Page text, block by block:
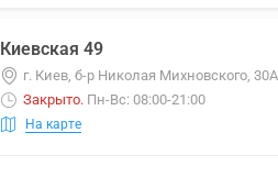
Киевская 49
г. Киев, б-р Николая Михновского, 30А
Закрыто. Пн-Вс: 08:00-21:00
На карте